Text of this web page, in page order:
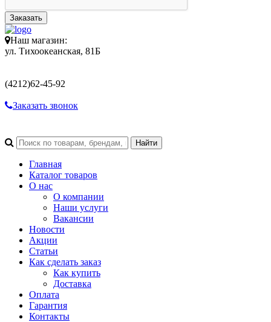
Заказать
Наш магазин:
ул. Тихоокеанская, 81Б
(4212)62-45-92
Заказать звонок
Главная
Каталог товаров
О нас
О компании
Наши услуги
Вакансии
Новости
Акции
Статьи
Как сделать заказ
Как купить
Доставка
Оплата
Гарантия
Контакты